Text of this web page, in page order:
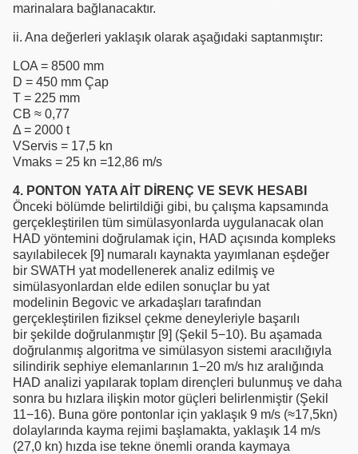
marinalara bağlanacaktır.
ii. Ana değerleri yaklaşık olarak aşağıdaki saptanmıştır:
LOA = 8500 mm
D = 450 mm Çap
T = 225 mm
CB ≈ 0,77
Δ = 2000 t
VServis = 17,5 kn
Vmaks = 25 kn =12,86 m/s
4. PONTON YATA AİT DİRENÇ VE SEVK HESABI
Önceki bölümde belirtildiği gibi, bu çalışma kapsamında
gerçekleştirilen tüm simülasyonlarda uygulanacak olan
HAD yöntemini doğrulamak için, HAD açısında kompleks
sayılabilecek [9] numaralı kaynakta yayımlanan eşdeğer
bir SWATH yat modellenerek analiz edilmiş ve
simülasyonlardan elde edilen sonuçlar bu yat
modelinin Begovic ve arkadaşları tarafından
gerçekleştirilen fiziksel çekme deneyleriyle başarılı
bir şekilde doğrulanmıştır [9] (Şekil 5−10). Bu aşamada
doğrulanmış algoritma ve simülasyon sistemi aracılığıyla
silindirik sephiye elemanlarının 1−20 m/s hız aralığında
HAD analizi yapılarak toplam dirençleri bulunmuş ve daha
sonra bu hızlara ilişkin motor güçleri belirlenmiştir (Şekil
11−16). Buna göre pontonlar için yaklaşık 9 m/s (≈17,5kn)
dolaylarında kayma rejimi başlamakta, yaklaşık 14 m/s
(27,0 kn) hızda ise tekne önemli oranda kaymaya